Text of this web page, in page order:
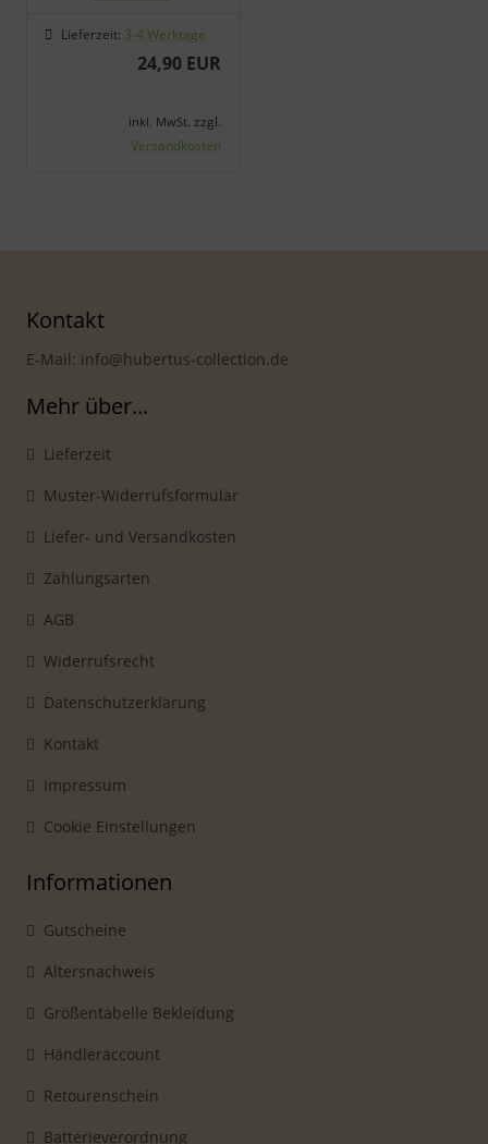
Lieferzeit: 3-4 Werktage
24,90 EUR
inkl. MwSt. zzgl.
Versandkosten
Kontakt
E-Mail: info@hubertus-collection.de
Mehr über...
Lieferzeit
Muster-Widerrufsformular
Liefer- und Versandkosten
Zahlungsarten
AGB
Widerrufsrecht
Datenschutzerklärung
Kontakt
Impressum
Cookie Einstellungen
Informationen
Gutscheine
Altersnachweis
Größentabelle Bekleidung
Händleraccount
Retourenschein
Batterieverordnung